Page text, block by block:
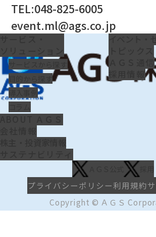
TEL:048-825-6005
event.ml@ags.co.jp
ソリューション
サービスから探す
目的から探す
導入事例
株主・投資家情報
イベント
ＡＧＳ通信
プライバシーポリシー利用規約
Copyright © ＡＧＳ